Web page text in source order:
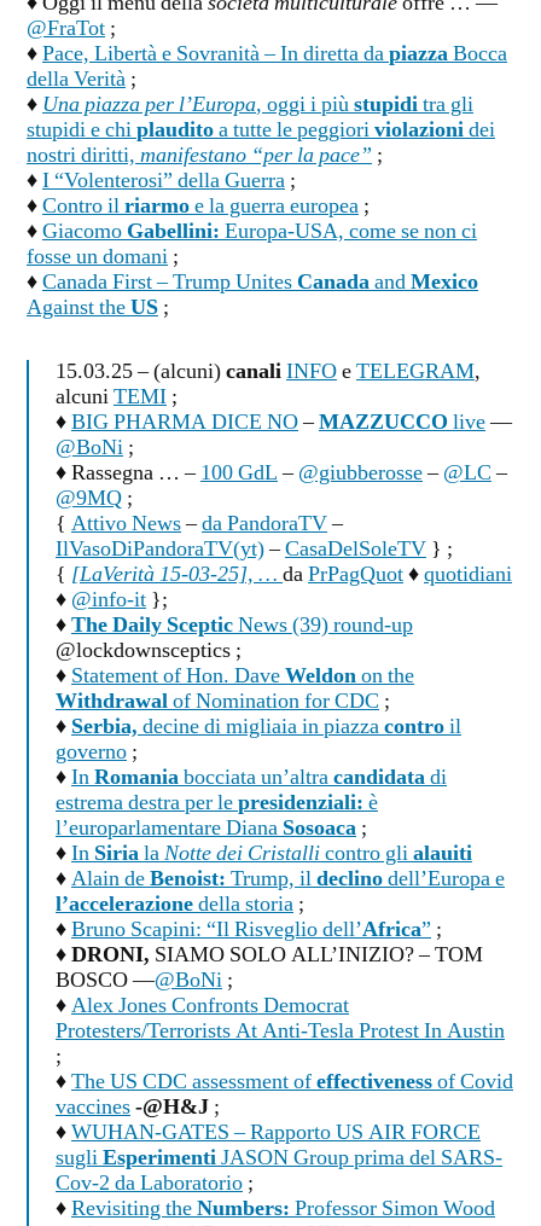
@FraTot ;
♦Pace, Libertà e Sovranità – In diretta dapiazzaBocca
della Verità ;
♦ Una piazza per l’Europa, oggi i piùstupiditra gli
stupidi e chiplauditoa tutte le peggioriviolazionidei
nostri diritti, manifestano “per la pace” ;
♦I “Volenterosi” della Guerra ;
♦Contro ilriarmoe la guerra europea ;
♦Giacomo Gabellini: Europa-USA, come se non ci
fosse un domani ;
♦Canada First – Trump UnitesCanadaandMexico
Against theUS ;
15.03.25 – (alcuni)canaliINFOeTELEGRAM,
alcuniTEMI ;
♦BIG PHARMA DICE NO–MAZZUCCO live—
@BoNi ;
♦ Rassegna … –100 GdL–@giubberosse–@LC–
@9MQ ;
{ Attivo News–da PandoraTV–
IlVasoDiPandoraTV(yt)–CasaDelSoleTV } ;
{ [LaVerità 15-03-25], … daPrPagQuot♦quotidiani
♦ @info-it };
♦The Daily ScepticNews (39) round-up
@lockdownsceptics ;
♦ Statement of Hon. DaveWeldonon the
Withdrawalof Nomination for CDC ;
♦ Serbia, decine di migliaia in piazzacontroil
governo ;
♦InRomaniabocciata un’altracandidatadi
estrema destra per lepresidenziali: è
l’europarlamentare Diana Sosoaca ;
♦In SirialaNotte dei Cristallicontro glialauiti
♦Alain deBenoist: Trump, ildeclinodell’Europa e
l’accelerazionedella storia ;
♦Bruno Scapini: “Il Risveglio dell’Africa” ;
♦DRONI, SIAMO SOLO ALL’INIZIO? – TOM
BOSCO —@BoNi ;
♦Alex Jones Confronts Democrat
Protesters/Terrorists At Anti-Tesla Protest In Austin
;
♦The US CDC assessment ofeffectivenessof Covid
vaccines-@H&J ;
♦WUHAN-GATES – Rapporto US AIR FORCE
sugliEsperimentiJASON Group prima del SARS-
Cov-2 da Laboratorio ;
♦Revisiting theNumbers: Professor Simon Wood